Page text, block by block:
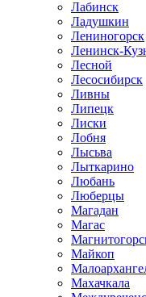
Лабинск
Ладушкин
Лениногорск
Ленинск-
Лесной
Лесосибирск
Ливны
Липецк
Лиски
Лобня
Лысьва
Лыткарино
Любань
Люберцы
Магадан
Магас
Майкоп
Махачкала